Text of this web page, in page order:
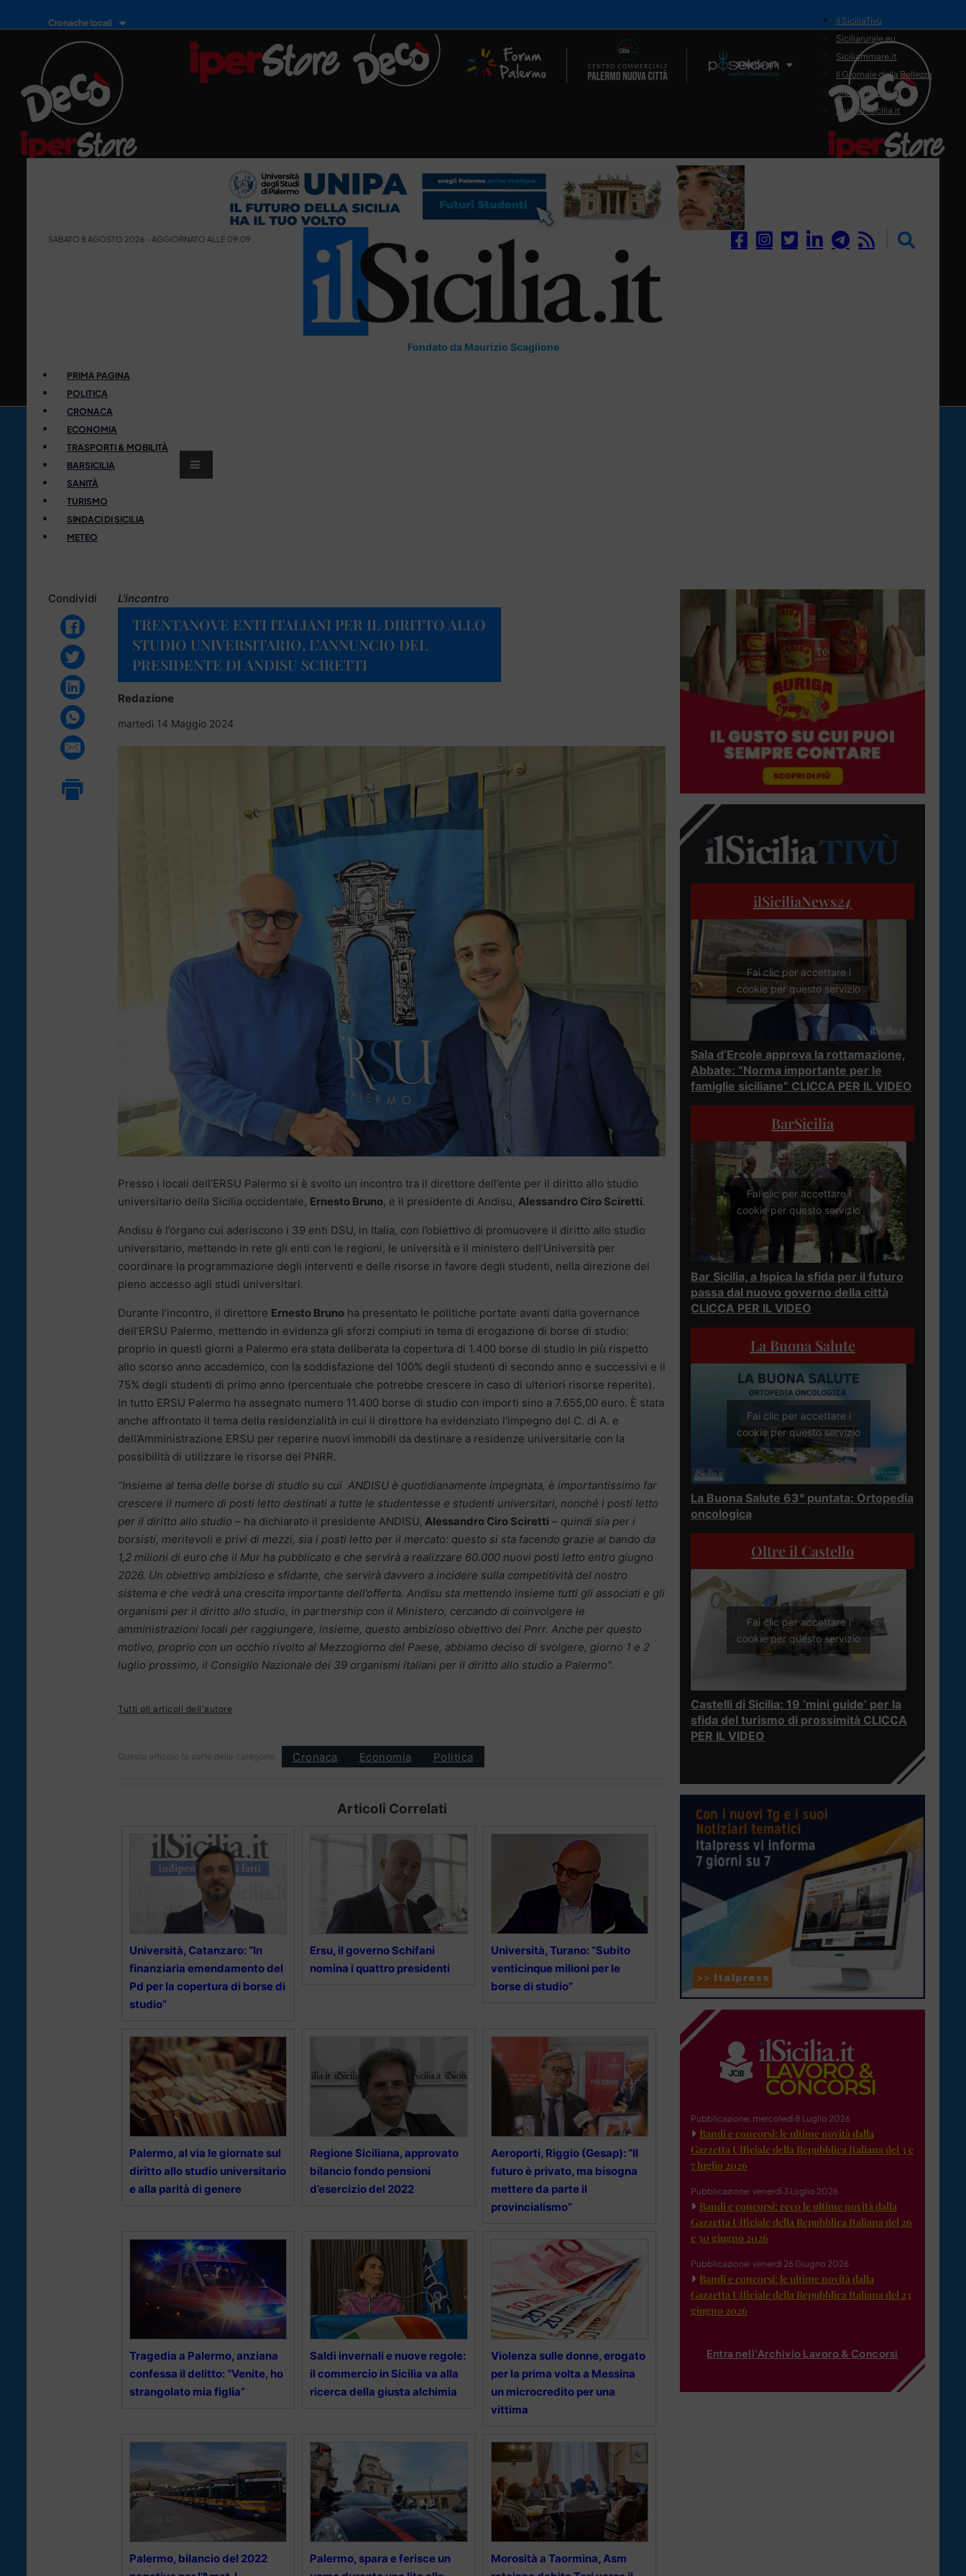
Cronache locali
Il Network
il SiciliaTivù
Siciliarurale.eu
Siciliammare.it
Il Giornale della Bellezza
Siciliamedica.it
Sanitainsicilia.it
SABATO 8 AGOSTO 2026 - AGGIORNATO ALLE 09:09
Fondato da Maurizio Scaglione
PRIMA PAGINA
POLITICA
CRONACA
ECONOMIA
TRASPORTI & MOBILITÀ
BARSICILIA
SANITÀ
TURISMO
SINDACI DI SICILIA
METEO
Condividi L'incontro
TRENTANOVE ENTI ITALIANI PER IL DIRITTO ALLO
STUDIO UNIVERSITARIO, L’ANNUNCIO DEL
PRESIDENTE DI ANDISU SCIRETTI
Redazione
martedì 14 Maggio 2024
Presso i locali dell’ERSU Palermo si è svolto un incontro tra il direttore dell’ente per il diritto allo studio
universitario della Sicilia occidentale, Ernesto Bruno, e il presidente di Andisu, Alessandro Ciro Sciretti.
Andisu è l’organo cui aderiscono i 39 enti DSU, in Italia, con l’obiettivo di promuovere il diritto allo studio
universitario, mettendo in rete gli enti con le regioni, le università e il ministero dell’Università per
coordinare la programmazione degli interventi e delle risorse in favore degli studenti, nella direzione del
pieno accesso agli studi universitari.
Durante l’incontro, il direttore Ernesto Bruno ha presentato le politiche portate avanti dalla governance
dell’ERSU Palermo, mettendo in evidenza gli sforzi compiuti in tema di erogazione di borse di studio:
proprio in questi giorni a Palermo era stata deliberata la copertura di 1.400 borse di studio in più rispetto
allo scorso anno accademico, con la soddisfazione del 100% degli studenti di secondo anno e successivi e il
75% degli studenti di primo anno (percentuale che potrebbe crescere in caso di ulteriori risorse reperite).
In tutto ERSU Palermo ha assegnato numero 11.400 borse di studio con importi sino a 7.655,00 euro. È stata
anche affrontato il tema della residenzialità in cui il direttore ha evidenziato l’impegno del C. di A. e
dell’Amministrazione ERSU per reperire nuovi immobili da destinare a residenze universitarie con la
possibilità di utilizzare le risorse del PNRR.
“Insieme al tema delle borse di studio su cui ANDISU è quotidianamente impegnata, è importantissimo far
crescere il numero di posti letto destinati a tutte le studentesse e studenti universitari, nonché i posti letto
per il diritto allo studio – ha dichiarato il presidente ANDISU, Alessandro Ciro Sciretti – quindi sia per i
borsisti, meritevoli e privi di mezzi, sia i posti letto per il mercato: questo si sta facendo grazie al bando da
1,2 milioni di euro che il Mur ha pubblicato e che servirà a realizzare 60.000 nuovi posti letto entro giugno
2026. Un obiettivo ambizioso e sfidante, che servirà davvero a incidere sulla competitività del nostro
sistema e che vedrà una crescita importante dell’offerta. Andisu sta mettendo insieme tutti gli associati e gli
organismi per il diritto allo studio, in partnership con il Ministero, cercando di coinvolgere le
amministrazioni locali per raggiungere, insieme, questo ambizioso obiettivo del Pnrr. Anche per questo
motivo, proprio con un occhio rivolto al Mezzogiorno del Paese, abbiamo deciso di svolgere, giorno 1 e 2
luglio prossimo, il Consiglio Nazionale dei 39 organismi italiani per il diritto allo studio a Palermo”.
Tutti gli articoli dell'autore
Questo articolo fa parte delle categorie: Cronaca Economia Politica
Articoli Correlati
Università, Catanzaro: “In
finanziaria emendamento del
Pd per la copertura di borse di
studio”
Ersu, il governo Schifani
nomina i quattro presidenti
Università, Turano: “Subito
venticinque milioni per le
borse di studio”
Palermo, al via le giornate sul
diritto allo studio universitario
e alla parità di genere
Regione Siciliana, approvato
bilancio fondo pensioni
d’esercizio del 2022
Aeroporti, Riggio (Gesap): “Il
futuro è privato, ma bisogna
mettere da parte il
provincialismo”
Tragedia a Palermo, anziana
confessa il delitto: “Venite, ho
strangolato mia figlia”
Saldi invernali e nuove regole:
il commercio in Sicilia va alla
ricerca della giusta alchimia
Violenza sulle donne, erogato
per la prima volta a Messina
un microcredito per una
vittima
Palermo, bilancio del 2022
Palermo, spara e ferisce un
Morosità a Taormina, Asm
ilSiciliaNews24
Fai clic per accettare i
cookie per questo servizio
Sala d’Ercole approva la rottamazione,
Abbate: “Norma importante per le
famiglie siciliane” CLICCA PER IL VIDEO
BarSicilia
Fai clic per accettare i
cookie per questo servizio
Bar Sicilia, a Ispica la sfida per il futuro
passa dal nuovo governo della città
CLICCA PER IL VIDEO
La Buona Salute
Fai clic per accettare i
cookie per questo servizio
La Buona Salute 63° puntata: Ortopedia
oncologica
Oltre il Castello
Fai clic per accettare i
cookie per questo servizio
Castelli di Sicilia: 19 ‘mini guide’ per la
sfida del turismo di prossimità CLICCA
PER IL VIDEO
Pubblicazione: mercoledì 8 Luglio 2026
Bandi e concorsi: le ultime novità dalla
Gazzetta Ufficiale della Repubblica Italiana del 3 e
7 luglio 2026
Pubblicazione: venerdì 3 Luglio 2026
Bandi e concorsi: ecco le ultime novità dalla
Gazzetta Ufficiale della Repubblica Italiana del 26
e 30 giugno 2026
Pubblicazione: venerdì 26 Giugno 2026
Bandi e concorsi: le ultime novità dalla
Gazzetta Ufficiale della Repubblica Italiana del 23
giugno 2026
Entra nell'Archivio Lavoro & Concorsi